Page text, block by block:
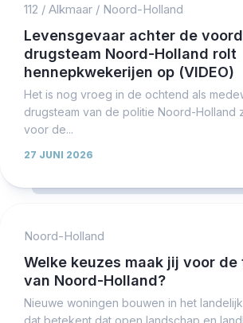
112 / Alkmaar / Noord-Holland
Levensgevaar achter de
drugsteam Noord-Holland rolt
hennepkwekerijen op (VIDEO)
Het is nog vroeg in de ochtend als
drugsteam van de politie Noord-Holland
voor de...
27 JUNI 2026
Noord-Holland
Welke keuzes maak jij voor de
van Noord-Holland?
Nieuwe woningen bouwen in het